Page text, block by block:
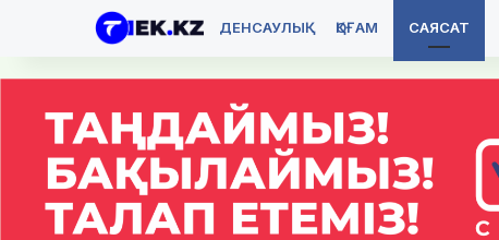
ДЕНСАУЛЫҚ ҚОҒАМ САЯСАТ